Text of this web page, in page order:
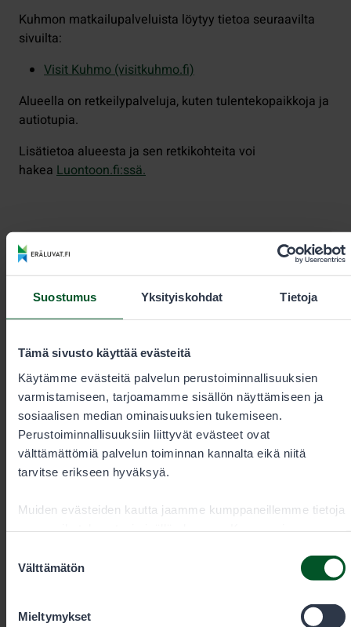
Suostumus Yksityiskohdat Tietoja
Tämä sivusto käyttää evästeitä
Käytämme evästeitä palvelun perustoiminnallisuuksien
varmistamiseen, tarjoamamme sisällön näyttämiseen ja
sosiaalisen median ominaisuuksien tukemiseen.
Perustoiminnallisuuksiin liittyvät evästeet ovat
välttämättömiä palvelun toiminnan kannalta eikä niitä
tarvitse erikseen hyväksyä.
Muiden evästeiden kautta jaamme kumppaneillemme tietoja
antanut heille tai joita on kerätty, kun olet käyttänyt heidän
valinta
Välttämätön
Mieltymykset
Kuhmon matkailupalveluista löytyy tietoa seuraavilta
sivuilta:
Visit Kuhmo (visitkuhmo.fi)
Alueella on retkeilypalveluja, kuten tulentekopaikkoja ja
autiotupia.
Lisätietoa alueesta ja sen retkikohteita voi
hakea Luontoon.fi:ssä.
Yhteystiedot
Lupamyynti ja -neuvonta arkisin
kello 9–15